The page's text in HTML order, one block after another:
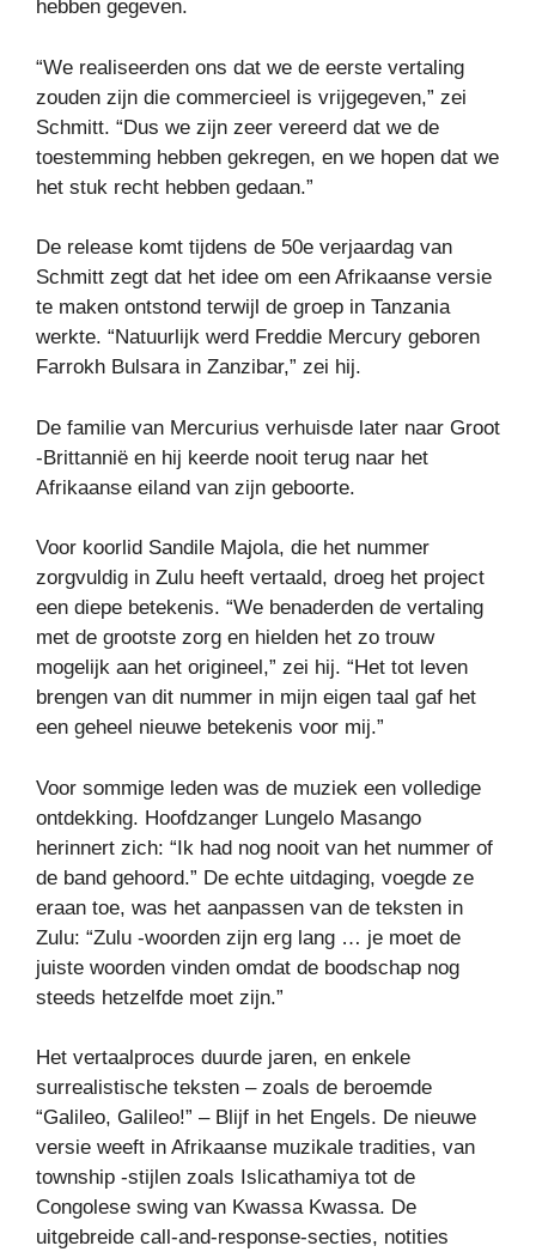
hebben gegeven.
“We realiseerden ons dat we de eerste vertaling
zouden zijn die commercieel is vrijgegeven,” zei
Schmitt. “Dus we zijn zeer vereerd dat we de
toestemming hebben gekregen, en we hopen dat we
het stuk recht hebben gedaan.”
De release komt tijdens de 50e verjaardag van
Schmitt zegt dat het idee om een ​​Afrikaanse versie
te maken ontstond terwijl de groep in Tanzania
werkte. “Natuurlijk werd Freddie Mercury geboren
Farrokh Bulsara in Zanzibar,” zei hij.
De familie van Mercurius verhuisde later naar Groot
-Brittannië en hij keerde nooit terug naar het
Afrikaanse eiland van zijn geboorte.
Voor koorlid Sandile Majola, die het nummer
zorgvuldig in Zulu heeft vertaald, droeg het project
een diepe betekenis. “We benaderden de vertaling
met de grootste zorg en hielden het zo trouw
mogelijk aan het origineel,” zei hij. “Het tot leven
brengen van dit nummer in mijn eigen taal gaf het
een geheel nieuwe betekenis voor mij.”
Voor sommige leden was de muziek een volledige
ontdekking. Hoofdzanger Lungelo Masango
herinnert zich: “Ik had nog nooit van het nummer of
de band gehoord.” De echte uitdaging, voegde ze
eraan toe, was het aanpassen van de teksten in
Zulu: “Zulu -woorden zijn erg lang … je moet de
juiste woorden vinden omdat de boodschap nog
steeds hetzelfde moet zijn.”
Het vertaalproces duurde jaren, en enkele
surrealistische teksten – zoals de beroemde
“Galileo, Galileo!” – Blijf in het Engels. De nieuwe
versie weeft in Afrikaanse muzikale tradities, van
township -stijlen zoals Islicathamiya tot de
Congolese swing van Kwassa Kwassa. De
uitgebreide call-and-response-secties, notities